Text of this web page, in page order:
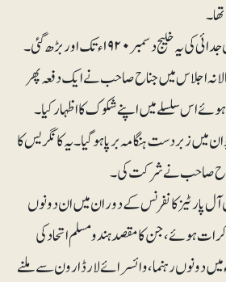
دونوں رہنمائوں کے درمیان جدائی کی یہ خلیج دسمبر ۱۹۲۰ء تک اور بڑھ گئی۔
اجلاس میں جناح صاحب نے ایک دفعہ پھر
اس سلسلے میں اپنے شکوک کا اظہار کیا۔
میں زبردست ہنگامہ برپا ہوگیا۔ یہ کانگریس کا
صاحب نے شرکت کی۔
درمیان آل پارٹیز کانفرنس کے دوران میں ان دونوں
ہوئے، جن کا مقصد ہندو مسلم اتحاد کی
تلاش کرنا تھا۔ ۱۹۲۷ء میں دونوں رہنما، وائسرائے لارڈ ارون سے ملنے